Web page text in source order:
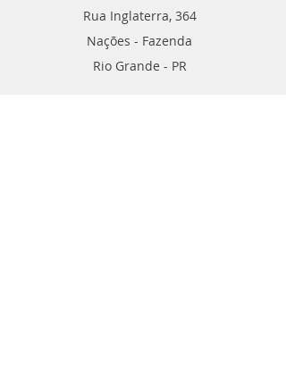
Rua Inglaterra, 364
Nações - Fazenda
Rio Grande - PR